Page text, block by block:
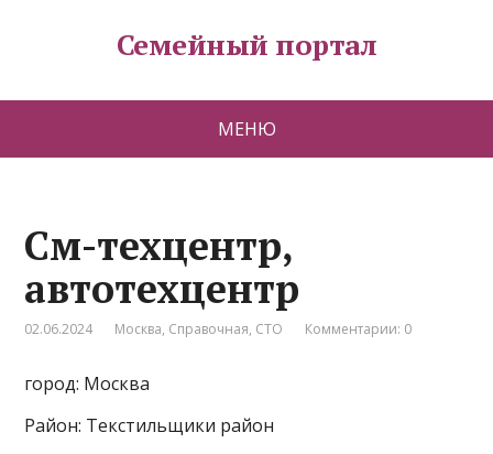
Семейный портал
МЕНЮ
См-техцентр,
автотехцентр
02.06.2024 Москва, Справочная, СТО Комментарии: 0
город: Москва
Район: Текстильщики район